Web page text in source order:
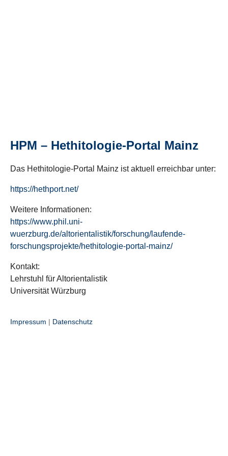
HPM – Hethitologie-Portal Mainz
Das Hethitologie-Portal Mainz ist aktuell erreichbar unter:
https://hethport.net/
Weitere Informationen:
https://www.phil.uni-
wuerzburg.de/altorientalistik/forschung/laufende-
forschungsprojekte/hethitologie-portal-mainz/
Kontakt:
Lehrstuhl für Altorientalistik
Universität Würzburg
Impressum | Datenschutz